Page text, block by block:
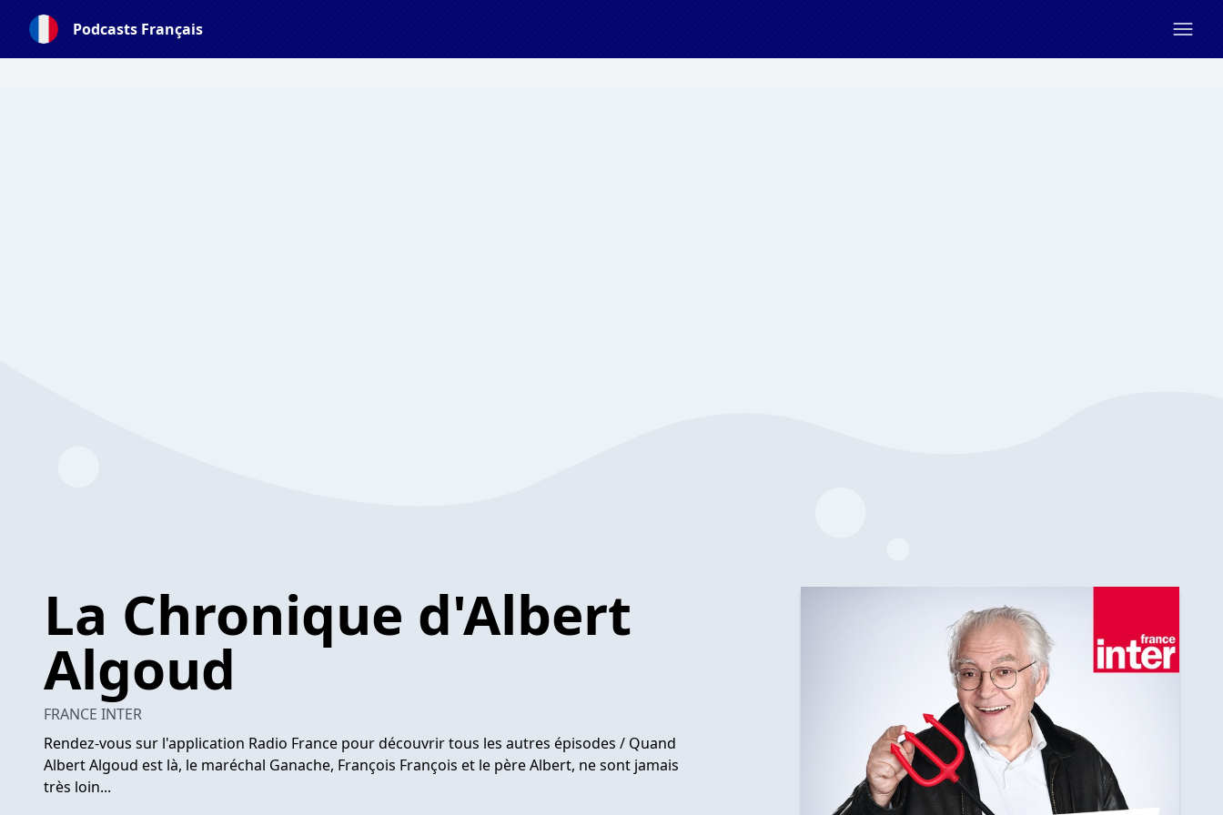
Podcasts Français
La Chronique d'Albert
Algoud
FRANCE INTER
Rendez-vous sur l'application Radio France pour découvrir tous les autres épisodes / Quand
Albert Algoud est là, le maréchal Ganache, François François et le père Albert, ne sont jamais
très loin...